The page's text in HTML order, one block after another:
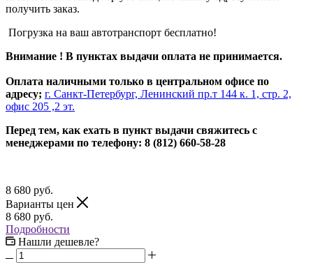
получить заказ.
Погрузка на ваш автотранспорт бесплатно!
Внимание ! В пунктах выдачи оплата не принимается.
Оплата наличными только в центральном офисе по
адресу; г. Санкт-Петербург, Ленинский пр.т 144 к. 1, стр. 2,
офис 205 ,2 эт.
Перед тем, как ехать в пункт выдачи свяжитесь с
менеджерами по телефону: 8 (812) 660-58-28
8 680 руб.
Варианты цен
8 680 руб.
Подробности
Нашли дешевле?